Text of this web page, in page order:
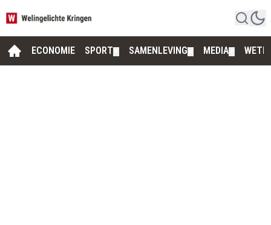
ECONOMIE SPORT SAMENLEVING MEDIA